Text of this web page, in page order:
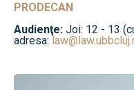
PRODECAN
Audienţe: Joi: 12 - 13
adresa: